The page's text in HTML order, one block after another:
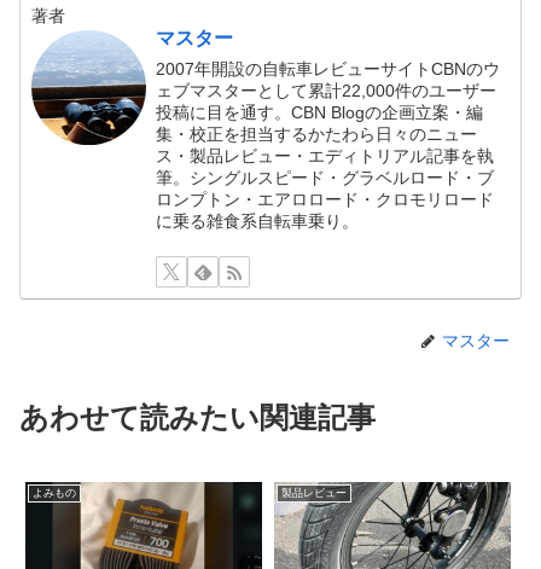
著者
マスター
2007年開設の自転車レビューサイトCBNのウ
ェブマスターとして累計22,000件のユーザー
投稿に目を通す。CBN Blogの企画立案・編
集・校正を担当するかたわら日々のニュー
ス・製品レビュー・エディトリアル記事を執
筆。シングルスピード・グラベルロード・ブ
ロンプトン・エアロロード・クロモリロード
に乗る雑食系自転車乗り。
マスター
あわせて読みたい関連記事
よみもの 製品レビュー